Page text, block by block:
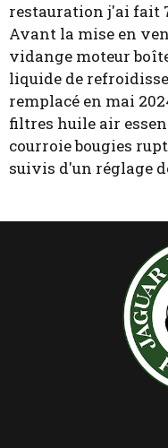
restauration j'ai fait
Avant la mise en
vidange moteur
liquide de
remplacé en mai
filtres huile air
courroie bougies
suivis d'un réglage